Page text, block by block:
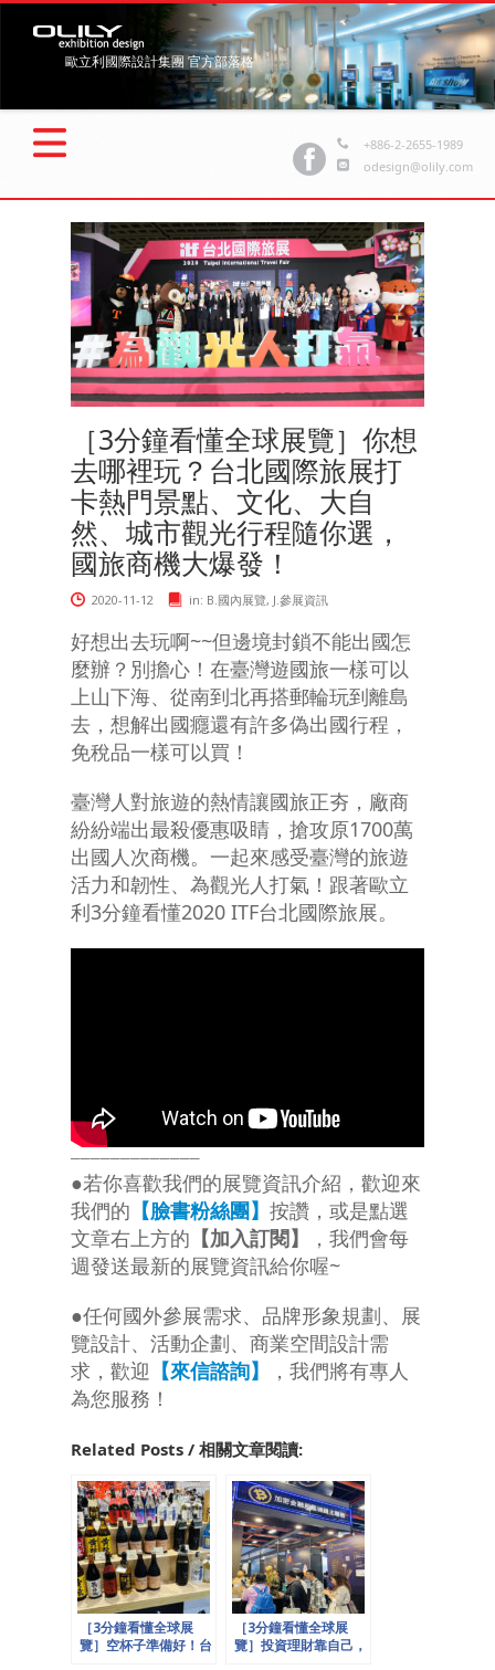
歐立利國際設計集團 官方部落格
+886-2-2655-1989
odesign@olily.com
［3分鐘看懂全球展覽］你想
去哪裡玩？台北國際旅展打
卡熱門景點、文化、大自
然、城市觀光行程隨你選，
國旅商機大爆發！
2020-11-12 in: B.國內展覽, J.參展資訊
好想出去玩啊~~但邊境封鎖不能出國怎
麼辦？別擔心！在臺灣遊國旅一樣可以
上山下海、從南到北再搭郵輪玩到離島
去，想解出國癮還有許多偽出國行程，
免稅品一樣可以買！
臺灣人對旅遊的熱情讓國旅正夯，廠商
紛紛端出最殺優惠吸睛，搶攻原1700萬
出國人次商機。一起來感受臺灣的旅遊
活力和韌性、為觀光人打氣！跟著歐立
利3分鐘看懂2020 ITF台北國際旅展。
─────────────
●若你喜歡我們的展覽資訊介紹，歡迎來
我們的 【臉書粉絲團】 按讚，或是點選
文章右上方的 【加入訂閱】
，我們會每
週發送最新的展覽資訊給你喔~
●任何國外參展需求、品牌形象規劃、展
覽設計、活動企劃、商業空間設計需
求，歡迎 【來信諮詢】
，我們將有專人
為您服務！
Related Posts / 相關文章閱讀:
［3分鐘看懂全球展
覽］空杯子準備好！台
［3分鐘看懂全球展
覽］投資理財靠自己，